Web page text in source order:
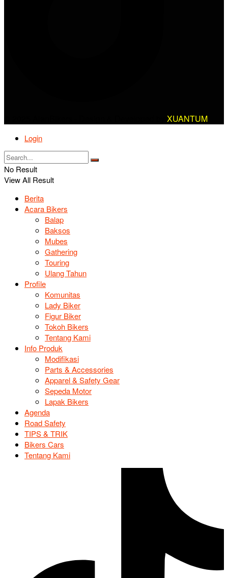
XUANTUM
Login
No Result
View All Result
Berita
Acara Bikers
Balap
Baksos
Mubes
Gathering
Touring
Ulang Tahun
Profile
Komunitas
Lady Biker
Figur Biker
Tokoh Bikers
Tentang Kami
Info Produk
Modifikasi
Parts & Accessories
Apparel & Safety Gear
Sepeda Motor
Lapak Bikers
Agenda
Road Safety
TIPS & TRIK
Bikers Cars
Tentang Kami